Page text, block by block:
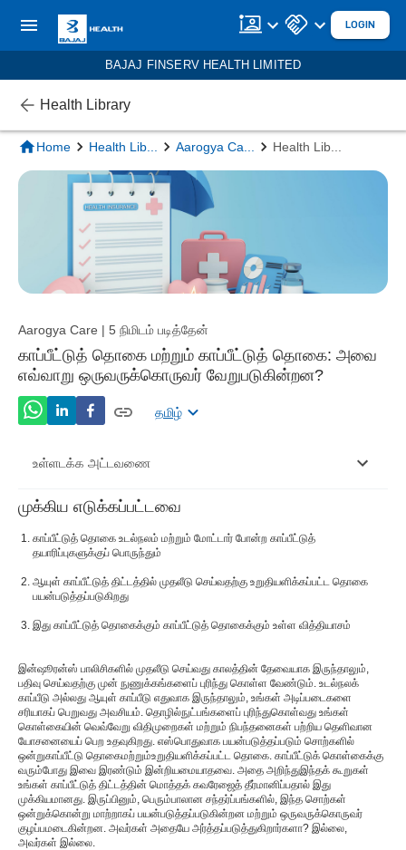
LOGIN
BAJAJ FINSERV HEALTH LIMITED
Health Library
Home Health Lib Aarogya Ca Health Lib
Aarogya Care | 5 நிமிடம் படித்தேன்
காப்பீட்டுத் தொகை மற்றும் காப்பீட்டுத் தொகை: அவை
எவ்வாறு ஒருவருக்கொருவர் வேறுபடுகின்றன?
தமிழ்
உள்ளடக்க அட்டவணை
என்னகாப்பீட்டு தொகை?
என்பது என்னஉறுதியளிக்கப்பட்ட தொகை?
என்னகாப்பீட்டுத் தொகைக்கும் காப்பீட்டுத்
தொகைக்கும் உள்ள வேறுபாடு?
முக்கிய எடுக்கப்பட்டவை
காப்பீட்டுத் தொகை உடல்நலம் மற்றும் மோட்டார் போன்ற காப்பீட்டுத்
தயாரிப்புகளுக்குப் பொருந்தும்
ஆயுள் காப்பீட்டுத் திட்டத்தில் முதலீடு செய்வதற்கு உறுதியளிக்கப்பட்ட தொகை
பயன்படுத்தப்படுகிறது
இது காப்பீட்டுத் தொகைக்கும் காப்பீட்டுத் தொகைக்கும் உள்ள வித்தியாசம்
இன்ஷூரன்ஸ் பாலிசிகளில் முதலீடு செய்வது காலத்தின் தேவையாக இருந்தாலும்,
பதிவு செய்வதற்கு முன் நுணுக்கங்களைப் புரிந்து கொள்ள வேண்டும். உடல்நலக்
காப்பீடு அல்லது ஆயுள் காப்பீடு எதுவாக இருந்தாலும், உங்கள் அடிப்படைகளை
சரியாகப் பெறுவது அவசியம். தொழில்நுட்பங்களைப் புரிந்துகொள்வது உங்கள்
கொள்கையின் வெவ்வேறு விதிமுறைகள் மற்றும் நிபந்தனைகள் பற்றிய தெளிவான
யோசனையைப் பெற உதவுகிறது. எஸ்பொதுவாக பயன்படுத்தப்படும் சொற்களில்
ஒன்றுகாப்பீட்டு தொகைமற்றும்உறுதியளிக்கப்பட்ட தொகை. காப்பீட்டுக் கொள்கைக்கு
வரும்போது இவை இரண்டும் இன்றியமையாதவை. அதை அறிந்துஇந்தக் கூறுகள்
உங்கள் காப்பீட்டுத் திட்டத்தின் மொத்தக் கவரேஜைத் தீர்மானிப்பதால் இது
முக்கியமானது. இருப்பினும், பெரும்பாலான சந்தர்ப்பங்களில், இந்த சொற்கள்
ஒன்றுக்கொன்று மாற்றாகப் பயன்படுத்தப்படுகின்றன மற்றும் ஒருவருக்கொருவர்
குழப்பமடைகின்றன. அவர்கள் அதையே அர்த்தப்படுத்துகிறார்களா? இல்லை,
அவர்கள் இல்லை.